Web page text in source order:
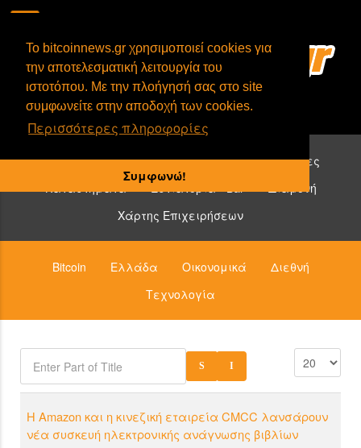
To bitcoinnews.gr χρησιμοποιεί cookies για
την αποτελεσματική λειτουργία του
ιστοτόπου. Με την πλοήγησή σας στο site
συμφωνείτε στην αποδοχή των cookies.
Περισσότερες πληροφορίες
Συμφωνώ!
Επιχειρήσεις που δέχονται bitcoin:
Υπηρεσίες
Καταστήματα
Εστιατόρια - Bar
Διαμονή
Χάρτης Επιχειρήσεων
Bitcoin Ελλάδα Οικονομικά
Διεθνή
Τεχνολογία
Η Amazon και η κινεζική εταιρεία CMCC λανσάρουν
νέα συσκευή ηλεκτρονικής ανάγνωσης βιβλίων